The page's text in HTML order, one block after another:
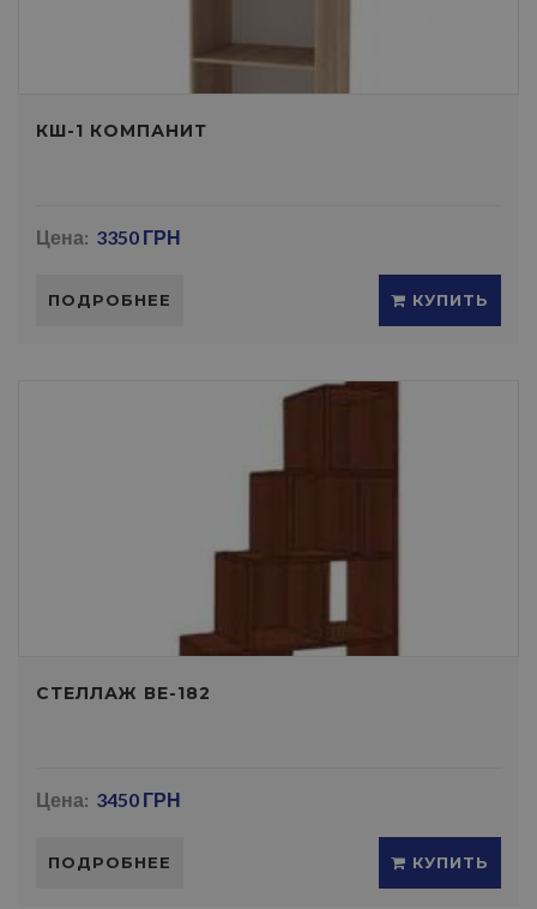
КШ-1 КОМПАНИТ
Цена: 3350 ГРН
ПОДРОБНЕЕ КУПИТЬ
СТЕЛЛАЖ ВЕ-182
Цена: 3450 ГРН
ПОДРОБНЕЕ КУПИТЬ